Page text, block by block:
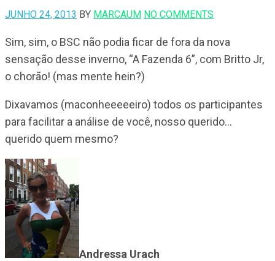
JUNHO 24, 2013 BY MARCAUM NO COMMENTS
Sim, sim, o BSC não podia ficar de fora da nova
sensação desse inverno, “A Fazenda 6”, com Britto Jr,
o chorão! (mas mente hein?)
Dixavamos (maconheeeeeiro) todos os participantes
para facilitar a análise de você, nosso querido…
querido quem mesmo?
Andressa Urach